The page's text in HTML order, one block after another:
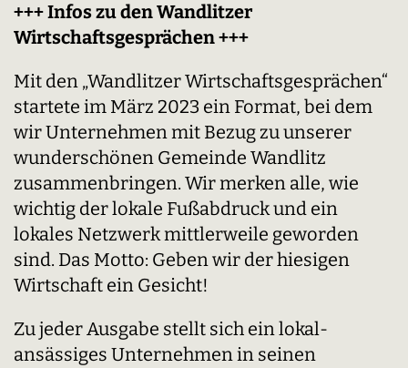
+++ Infos zu den Wandlitzer
Wirtschaftsgesprächen +++
Mit den „Wandlitzer Wirtschaftsgesprächen“
startete im März 2023 ein Format, bei dem
wir Unternehmen mit Bezug zu unserer
wunderschönen Gemeinde Wandlitz
zusammenbringen. Wir merken alle, wie
wichtig der lokale Fußabdruck und ein
lokales Netzwerk mittlerweile geworden
sind. Das Motto: Geben wir der hiesigen
Wirtschaft ein Gesicht!
Zu jeder Ausgabe stellt sich ein lokal-
ansässiges Unternehmen in seinen